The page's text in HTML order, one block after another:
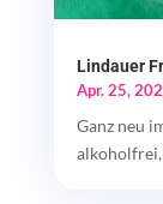
Lindauer
Apr. 25,
Ganz neu